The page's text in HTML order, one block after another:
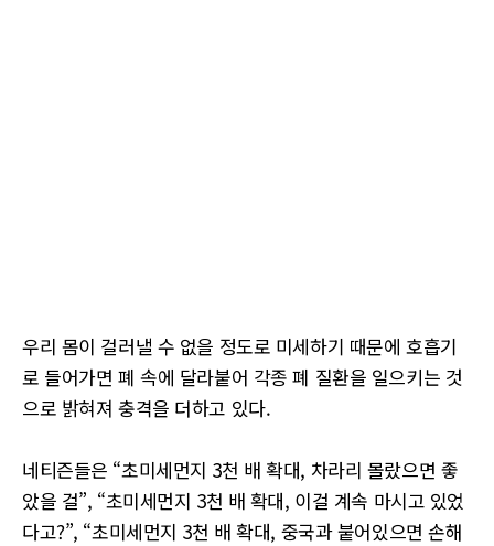
우리 몸이 걸러낼 수 없을 정도로 미세하기 때문에 호흡기
로 들어가면 폐 속에 달라붙어 각종 폐 질환을 일으키는 것
으로 밝혀져 충격을 더하고 있다.
네티즌들은 “초미세먼지 3천 배 확대, 차라리 몰랐으면 좋
았을 걸”, “초미세먼지 3천 배 확대, 이걸 계속 마시고 있었
다고?”, “초미세먼지 3천 배 확대, 중국과 붙어있으면 손해